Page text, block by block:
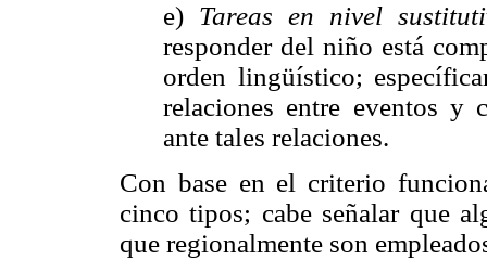
e) Tareas en nivel
responder del niño está
orden lingüístico;
relaciones entre eventos y
ante tales relaciones.
Con base en el criterio
cinco tipos; cabe señalar que
que regionalmente son